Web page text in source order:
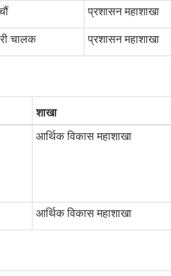
प्रशासन महाशाखा
चालक प्रशासन महाशाखा
शाखा
आर्थिक विकास महाशाखा
आर्थिक विकास महाशाखा